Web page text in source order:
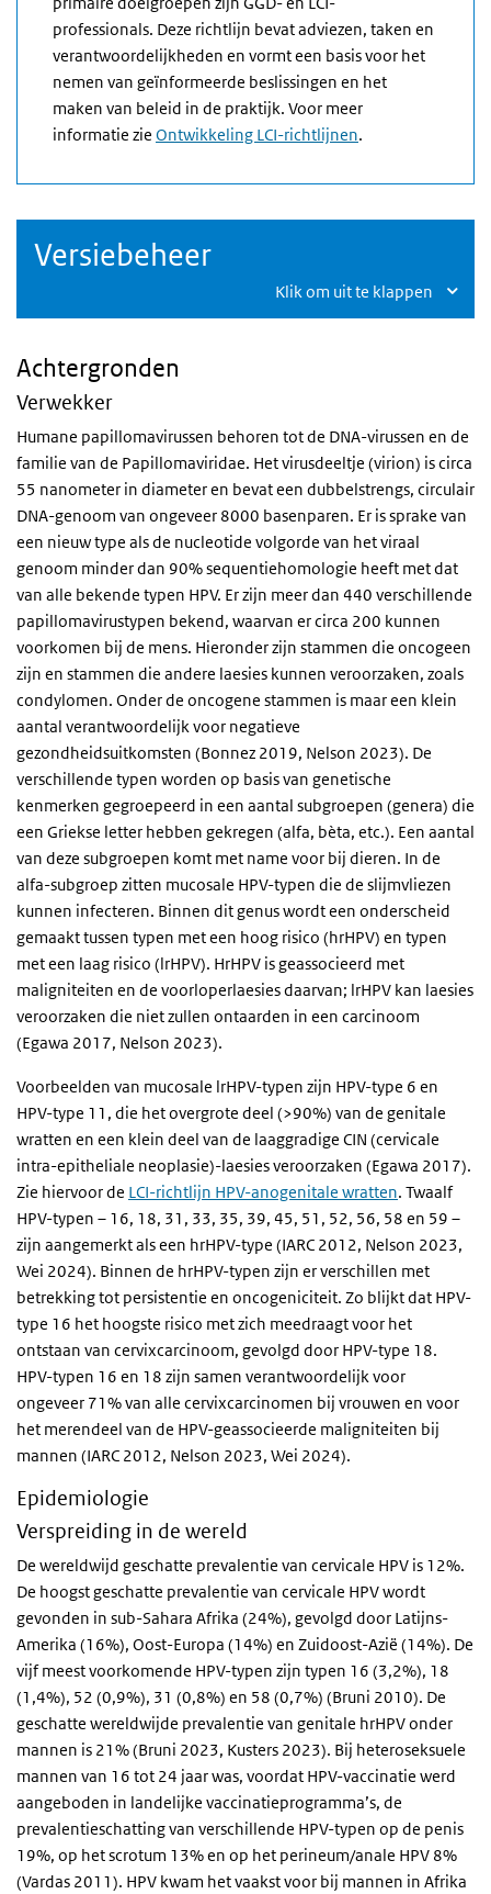
professionals. Deze richtlijn bevat adviezen, taken en
verantwoordelijkheden en vormt een basis voor het
nemen van geïnformeerde beslissingen en het
maken van beleid in de praktijk. Voor meer
informatie zie Ontwikkeling LCI-richtlijnen.
Versiebeheer
Klik om uit te klappen
Achtergronden
Verwekker
Humane papillomavirussen behoren tot de DNA-virussen en de
familie van de Papillomaviridae. Het virusdeeltje (virion) is circa
55 nanometer in diameter en bevat een dubbelstrengs, circulair
DNA-genoom van ongeveer 8000 basenparen. Er is sprake van
een nieuw type als de nucleotide volgorde van het viraal
genoom minder dan 90% sequentiehomologie heeft met dat
van alle bekende typen HPV. Er zijn meer dan 440 verschillende
papillomavirustypen bekend, waarvan er circa 200 kunnen
voorkomen bij de mens. Hieronder zijn stammen die oncogeen
zijn en stammen die andere laesies kunnen veroorzaken, zoals
condylomen. Onder de oncogene stammen is maar een klein
aantal verantwoordelijk voor negatieve
gezondheidsuitkomsten (Bonnez 2019, Nelson 2023). De
verschillende typen worden op basis van genetische
kenmerken gegroepeerd in een aantal subgroepen (genera) die
een Griekse letter hebben gekregen (alfa, bèta, etc.). Een aantal
van deze subgroepen komt met name voor bij dieren. In de
alfa-subgroep zitten mucosale HPV-typen die de slijmvliezen
kunnen infecteren. Binnen dit genus wordt een onderscheid
gemaakt tussen typen met een hoog risico (hrHPV) en typen
met een laag risico (lrHPV). HrHPV is geassocieerd met
maligniteiten en de voorloperlaesies daarvan; lrHPV kan laesies
veroorzaken die niet zullen ontaarden in een carcinoom
(Egawa 2017, Nelson 2023).
Voorbeelden van mucosale lrHPV-typen zijn HPV-type 6 en
HPV-type 11, die het overgrote deel (>90%) van de genitale
wratten en een klein deel van de laaggradige CIN (cervicale
intra-epitheliale neoplasie)-laesies veroorzaken (Egawa 2017).
Zie hiervoor de LCI-richtlijn HPV-anogenitale wratten. Twaalf
HPV-typen – 16, 18, 31, 33, 35, 39, 45, 51, 52, 56, 58 en 59 –
zijn aangemerkt als een hrHPV-type (IARC 2012, Nelson 2023,
Wei 2024). Binnen de hrHPV-typen zijn er verschillen met
betrekking tot persistentie en oncogeniciteit. Zo blijkt dat HPV-
type 16 het hoogste risico met zich meedraagt voor het
ontstaan van cervixcarcinoom, gevolgd door HPV-type 18.
HPV-typen 16 en 18 zijn samen verantwoordelijk voor
ongeveer 71% van alle cervixcarcinomen bij vrouwen en voor
het merendeel van de HPV-geassocieerde maligniteiten bij
mannen (IARC 2012, Nelson 2023, Wei 2024).
Epidemiologie
Verspreiding in de wereld
De wereldwijd geschatte prevalentie van cervicale HPV is 12%.
De hoogst geschatte prevalentie van cervicale HPV wordt
gevonden in sub-Sahara Afrika (24%), gevolgd door Latijns-
Amerika (16%), Oost-Europa (14%) en Zuidoost-Azië (14%). De
vijf meest voorkomende HPV-typen zijn typen 16 (3,2%), 18
(1,4%), 52 (0,9%), 31 (0,8%) en 58 (0,7%) (Bruni 2010). De
geschatte wereldwijde prevalentie van genitale hrHPV onder
mannen is 21% (Bruni 2023, Kusters 2023). Bij heteroseksuele
mannen van 16 tot 24 jaar was, voordat HPV-vaccinatie werd
aangeboden in landelijke vaccinatieprogramma’s, de
prevalentieschatting van verschillende HPV-typen op de penis
19%, op het scrotum 13% en op het perineum/anale HPV 8%
(Vardas 2011). HPV kwam het vaakst voor bij mannen in Afrika